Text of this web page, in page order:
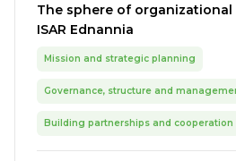
The sphere of
ISAR Ednannia
Mission and strategic planning
Governance, structure and
Building partnerships and cooperation